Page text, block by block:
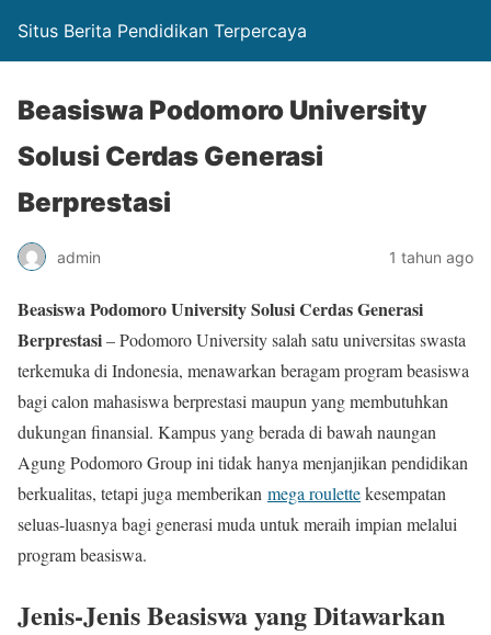
Situs Berita Pendidikan Terpercaya
Beasiswa Podomoro University
Solusi Cerdas Generasi
Berprestasi
admin 1 tahun ago
Beasiswa Podomoro University Solusi Cerdas Generasi
Berprestasi– Podomoro University salah satu universitas swasta
terkemuka di Indonesia, menawarkan beragam program beasiswa
bagi calon mahasiswa berprestasi maupun yang membutuhkan
dukungan finansial. Kampus yang berada di bawah naungan
Agung Podomoro Group ini tidak hanya menjanjikan pendidikan
berkualitas, tetapi juga memberikan mega roulettekesempatan
seluas-luasnya bagi generasi muda untuk meraih impian melalui
program beasiswa.
Jenis-Jenis Beasiswa yang Ditawarkan